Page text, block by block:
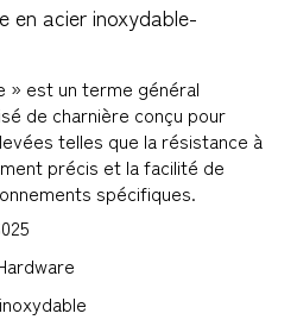
en acier inoxydable-
» est un terme général
de charnière conçu pour
telles que la résistance à
précis et la facilité de
spécifiques.